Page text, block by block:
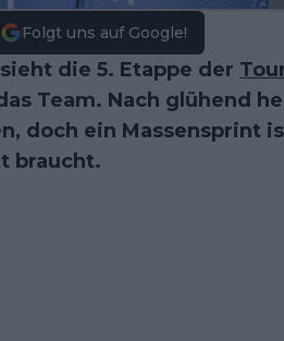
Folgt uns auf Google!
sieht die 5. Etappe der
Team. Nach glühend
doch ein Massensprint
braucht.